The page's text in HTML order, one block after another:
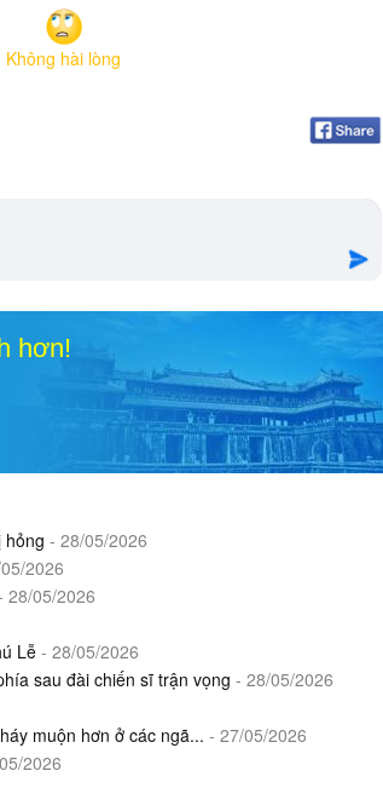
Không hài lòng
hơn!
hỏng - 28/05/2026
2026
28/05/2026
Lễ- 28/05/2026
sau đài chiến sĩ trận vọng - 28/05/2026
muộn hơn ở các ngã... - 27/05/2026
2026